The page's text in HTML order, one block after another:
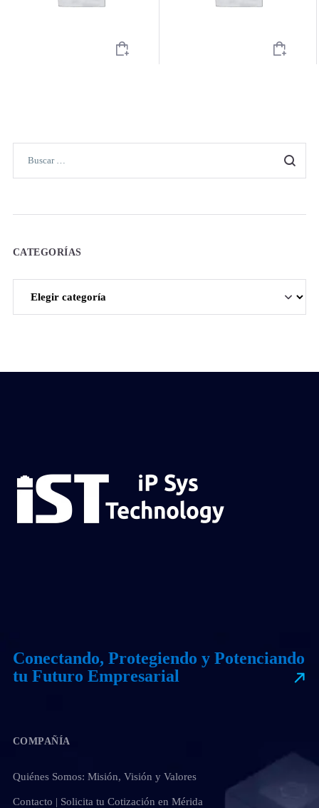
CATEGORÍAS
Conectando, Protegiendo y Potenciando
tu Futuro Empresarial
COMPAÑÍA
Quiénes Somos: Misión, Visión y Valores
Contacto | Solicita tu Cotización en Mérida